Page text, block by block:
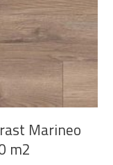
Marineo
m2